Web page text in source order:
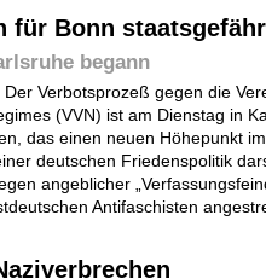
für Bonn
begann
Verbotsprozeß gegen die
(VVN) ist am Dienstag in
das einen neuen Höhepunkt
deutschen Friedenspolitik
angeblicher
Antifaschisten